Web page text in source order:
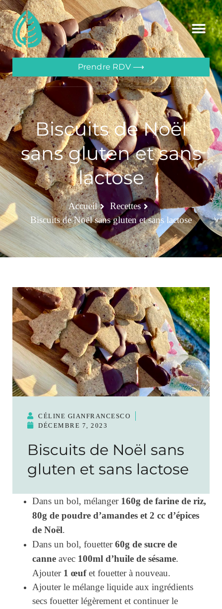
Prendre RDV ⟶
Biscuits de Noël
sans gluten et sans
lactose
Accueil
Recettes
Biscuits de Noël sans gluten et sans lactose
CÉLINE GIANFRANCESCO
DÉCEMBRE 7, 2023
Biscuits de Noël sans
gluten et sans lactose
Dans un bol, mélanger 160g de farine de riz,
80g de poudre d’amandes et 2 cc d’épices
de Noël.
Dans un bol, fouetter60g de sucre de
canne avec 100ml d’huile de sésame.
Ajouter 1 œufet fouetter à nouveau.
Ajouter le mélange liquide aux ingrédients
secs fouetter légèrement et continuer le